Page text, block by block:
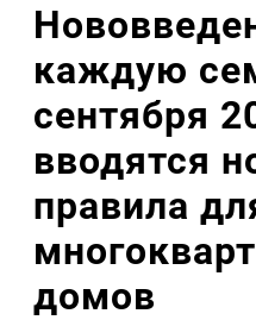
каждую
сентября
вводятся
правила
домов